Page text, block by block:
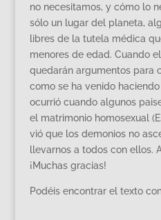
no necesitamos, y cómo lo
sólo un lugar del planeta,
libres de la tutela médica
menores de edad. Cuando
quedarán argumentos para
como se ha venido
ocurrió cuando algunos
el matrimonio homosexual
vió que los demonios no
llevarnos a todos con ellos.
¡Muchas gracias!
Podéis encontrar el texto